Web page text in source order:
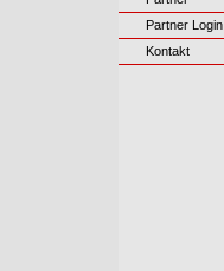
Partner Login
Kontakt